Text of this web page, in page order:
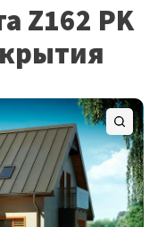
Z162 PK